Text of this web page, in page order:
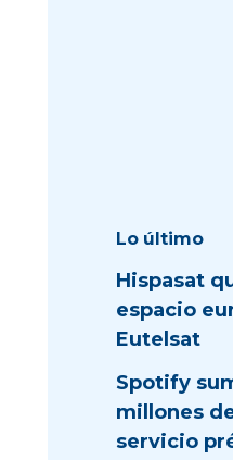
Lo último
Hispasat
espacio
Eutelsat
Spotify
millones
servicio